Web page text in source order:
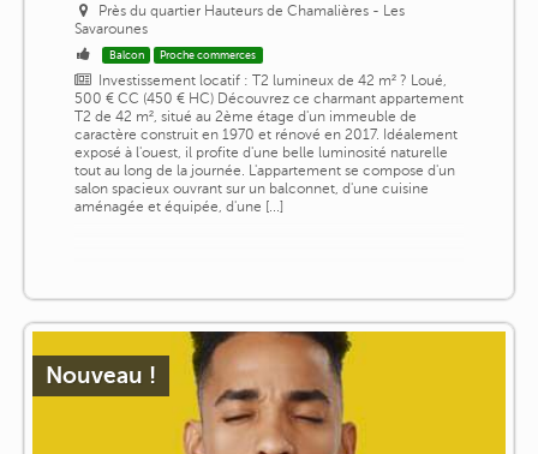
Près du quartier Hauteurs de Chamalières - Les
Savarounes
Balcon Proche commerces
Investissement locatif : T2 lumineux de 42 m² ? Loué,
500 € CC (450 € HC) Découvrez ce charmant appartement
T2 de 42 m², situé au 2ème étage d'un immeuble de
caractère construit en 1970 et rénové en 2017. Idéalement
exposé à l'ouest, il profite d'une belle luminosité naturelle
tout au long de la journée. L'appartement se compose d'un
salon spacieux ouvrant sur un balconnet, d'une cuisine
aménagée et équipée, d'une [...]
Nouveau !